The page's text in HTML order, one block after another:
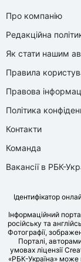
Про компанію
Редакційна
Як стати нашим
Правила
Правова
Політика
Контакти
Команда
Вакансії в РБК-
Ідентифікатор
Інформаційний
російську та
Фотографії,
Порталі,
умовах ліцензії
«РБК-Україна» може